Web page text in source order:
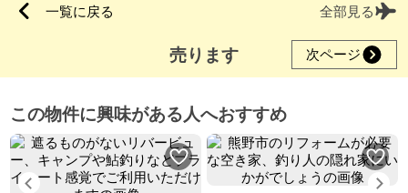
一覧に戻る 全部見る
売ります 次ページ
この物件に興味がある人へおすすめ
Previous